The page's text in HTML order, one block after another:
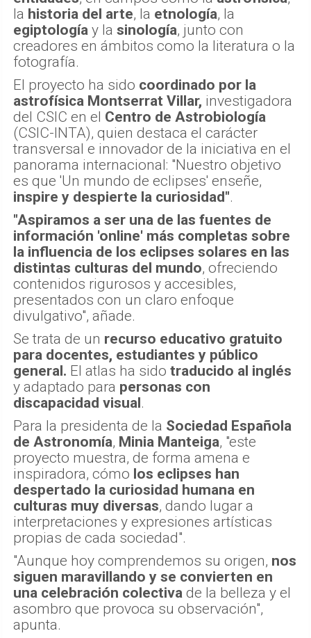
la historia del arte, la etnología, la
egiptología y la sinología, junto con
creadores en ámbitos como la literatura o la
fotografía.
El proyecto ha sido coordinado por la
astrofísica Montserrat Villar, investigadora
del CSIC en el Centro de Astrobiología
(CSIC-INTA), quien destaca el carácter
transversal e innovador de la iniciativa en el
panorama internacional: "Nuestro objetivo
es que 'Un mundo de eclipses' enseñe,
inspire y despierte la curiosidad".
"Aspiramos a ser una de las fuentes de
información 'online' más completas sobre
la influencia de los eclipses solares en las
distintas culturas del mundo, ofreciendo
contenidos rigurosos y accesibles,
presentados con un claro enfoque
divulgativo", añade.
Se trata de un recurso educativo gratuito
para docentes, estudiantes y público
general. El atlas ha sido traducido al inglés
y adaptado para personas con
discapacidad visual.
Para la presidenta de la Sociedad Española
de Astronomía, Minia Manteiga, "este
proyecto muestra, de forma amena e
inspiradora, cómo los eclipses han
despertado la curiosidad humana en
culturas muy diversas, dando lugar a
interpretaciones y expresiones artísticas
propias de cada sociedad".
"Aunque hoy comprendemos su origen, nos
siguen maravillando y se convierten en
una celebración colectiva de la belleza y el
asombro que provoca su observación",
apunta.